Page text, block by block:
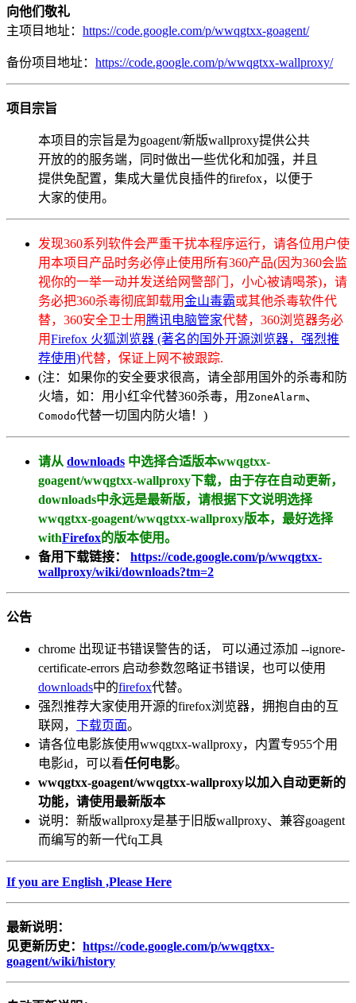
向他们敬礼
主项目地址： https://code.google.com/p/wwqgtxx-goagent/
备份项目地址： https://code.google.com/p/wwqgtxx-wallproxy/
项目宗旨
本项目的宗旨是为goagent/新版wallproxy提供公共
开放的的服务端，同时做出一些优化和加强，并且
提供免配置，集成大量优良插件的firefox，以便于
大家的使用。
发现360系列软件会严重干扰本程序运行，请各位用户使
用本项目产品时务必停止使用所有360产品(因为360会监
视你的一举一动并发送给网警部门，小心被请喝茶)，请
务必把360杀毒彻底卸载用金山毒霸或其他杀毒软件代
替，360安全卫士用 腾讯电脑管家代替，360浏览器务必
用Firefox 火狐浏览器 (著名的国外开源浏览器，强烈推
荐使用)代替，保证上网不被跟踪.
(注：如果你的安全要求很高，请全部用国外的杀毒和防
火墙，如：用小红伞代替360杀毒，用 ZoneAlarm、
Comodo代替一切国内防火墙！)
请从 downloads 中选择合适版本wwqgtxx-
goagent/wwqgtxx-wallproxy下载，由于存在自动更新，
downloads中永远是最新版，请根据下文说明选择
wwqgtxx-goagent/wwqgtxx-wallproxy版本，最好选择
withFirefox的版本使用。
备用下载链接： https://code.google.com/p/wwqgtxx-
wallproxy/wiki/downloads?tm=2
公告
chrome 出现证书错误警告的话， 可以通过添加 --ignore-
certificate-errors 启动参数忽略证书错误，也可以使用
downloads中的firefox代替。
强烈推荐大家使用开源的firefox浏览器，拥抱自由的互
联网， 下载页面。
请各位电影族使用wwqgtxx-wallproxy，内置专955个用
电影id，可以看任何电影。
wwqgtxx-goagent/wwqgtxx-wallproxy以加入自动更新的
功能，请使用最新版本
说明：新版wallproxy是基于旧版wallproxy、兼容goagent
而编写的新一代fq工具
If you are English ,Please Here
最新说明：
见更新历史： https://code.google.com/p/wwqgtxx-
goagent/wiki/history